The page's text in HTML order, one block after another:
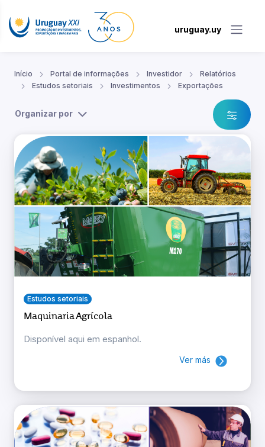
uruguay.uy
Início Portal de informações Investidor
Relatórios
Estudos setoriais
Investimentos Exportações
Organizar por
Estudos setoriais
Maquinaria Agrícola
Disponível aqui em espanhol.
Ver más